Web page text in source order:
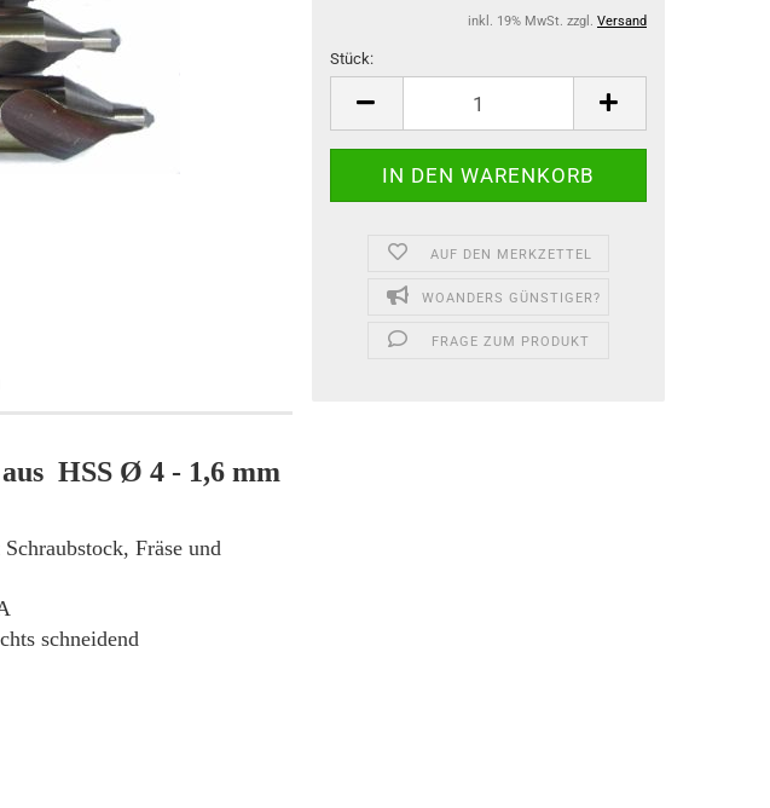
inkl. 19% MwSt. zzgl. Versand
Stück:
Stück
AUF DEN MERKZETTEL
WOANDERS GÜNSTIGER?
FRAGE ZUM PRODUKT
aus HSS Ø 4 - 1,6 mm
Fräse und
schneidend